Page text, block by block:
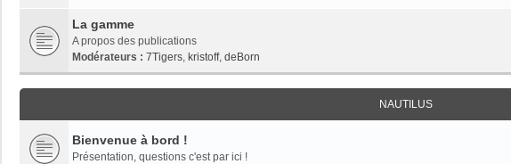
La gamme
A propos des publications
Modérateurs : 7Tigers, kristoff, deBorn
NAUTILUS
Bienvenue à bord !
Présentation, questions c'est par ici !